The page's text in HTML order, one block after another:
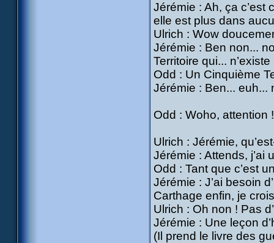
Jérémie : Ah, ça c’est
elle est plus dans
Ulrich : Wow
Jérémie : Ben non...
Territoire qui...
Odd : Un Cinquième
Jérémie : Ben... euh...
Odd : Woho, attention
Ulrich : Jérémie,
Jérémie : Attends, j’ai
Odd : Tant que c’est
Jérémie : J’ai besoin
Carthage enfin, je
Ulrich : Oh non ! Pas
Jérémie : Une leçon
(Il prend le livre des